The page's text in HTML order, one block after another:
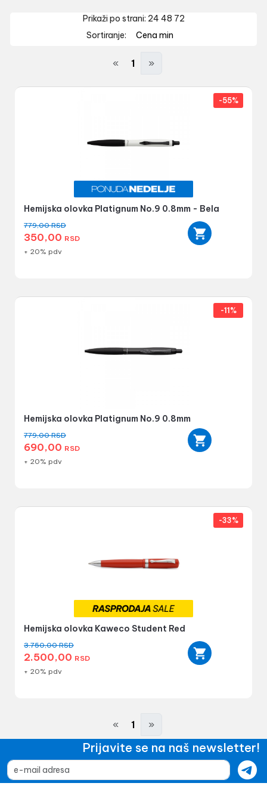
Prikaži po strani: 24 48 72
Sortiranje:
Cena min
« 1 »
Hemijska olovka Platignum No.9 0.8mm - Bela
779,00RSD
350,00 RSD
-55%
+ 20% pdv
Hemijska olovka Platignum No.9 0.8mm
779,00RSD
690,00 RSD
-11%
+ 20% pdv
Hemijska olovka Kaweco Student Red
3.750,00RSD
2.500,00 RSD
-33%
+ 20% pdv
« 1 »
Prijavite se na naš newsletter!